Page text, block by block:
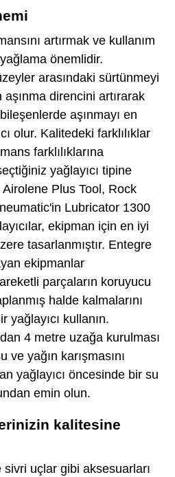
artırmak ve kullanım
önemlidir.
arasındaki sürtünmeyi
direncini artırarak
aşınmayı en
olur. Kalitedeki farklılıklar
farklılıklarına
yağlayıcı tipine
Plus Tool, Rock
Lubricator 1300
ekipman için en iyi
tasarlanmıştır. Entegre
ekipmanlar
parçaların koruyucu
halde kalmalarını
yağlayıcı kullanın.
4 metre uzağa kurulması
yağın karışmasını
yağlayıcı öncesinde bir su
emin olun.
kalitesine
uçlar gibi aksesuarları